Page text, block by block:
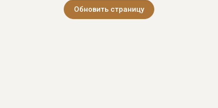
Обновить страницу